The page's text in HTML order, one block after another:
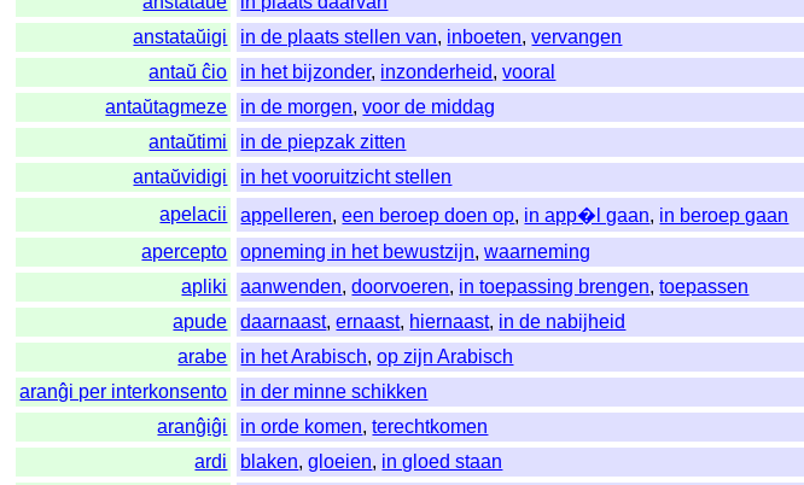
anstataŭigi
in de plaats stellen van, inboeten,vervangen
antaŭ ĉio
in het bijzonder, inzonderheid,vooral
antaŭtagmeze
in de morgen,voor de middag
antaŭtimi
in de piepzak zitten
antaŭvidigi
in het vooruitzicht stellen
apelacii
appelleren,een beroep doen op, in app�l gaan, in beroep gaan
apercepto
opneming in het bewustzijn,waarneming
apliki
aanwenden,doorvoeren, in toepassing brengen,toepassen
apude
daarnaast,ernaast, hiernaast, in de nabijheid
arabe
in het Arabisch,op zijn Arabisch
aranĝi per interkonsento
in der minne schikken
aranĝiĝi
in orde komen,terechtkomen
ardi
blaken,gloeien, in gloed staan